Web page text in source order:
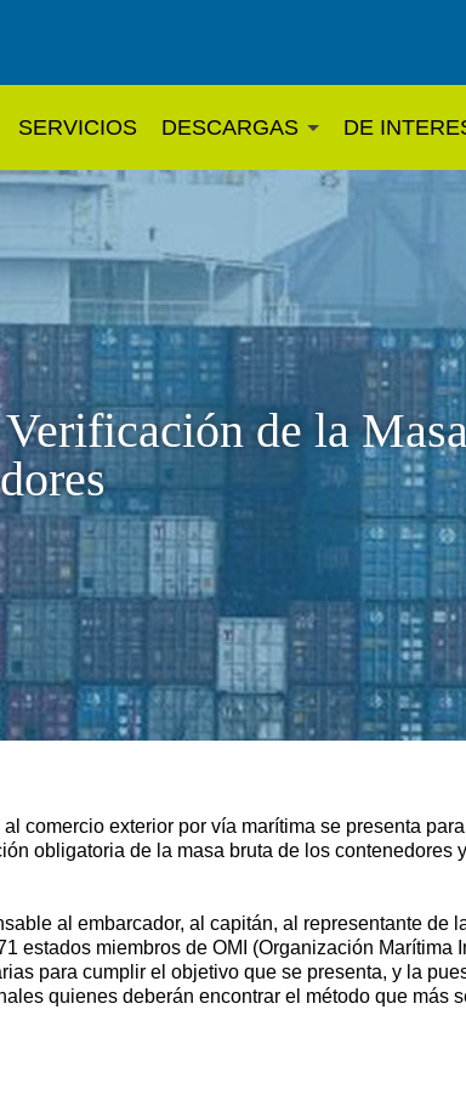
SERVICIOS DESCARGAS DE
de la
comercio exterior por vía marítima se presenta
obligatoria de la masa bruta de los contenedores
al embarcador, al capitán, al representante de
estados miembros de OMI (Organización Marítima
para cumplir el objetivo que se presenta, y la
quienes deberán encontrar el método que más